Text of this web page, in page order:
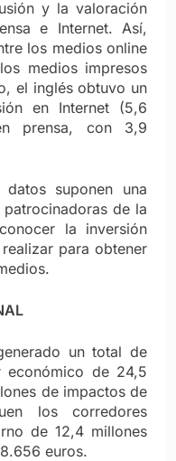
y la valoración
e Internet. Así,
los medios online
medios impresos
el inglés obtuvo un
en Internet (5,6
prensa, con 3,9
suponen una
de la
la inversión
para obtener
un total de
económico de 24,5
de impactos de
los corredores
de 12,4 millones
euros.